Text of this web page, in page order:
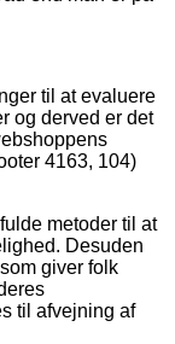
til at evaluere
og derved er det
4163, 104)
metoder til at
Desuden
giver folk
til afvejning af